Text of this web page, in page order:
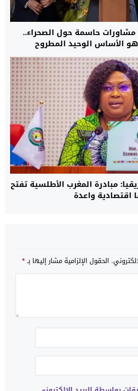
حاسمة حول الصحراء..
الأساس الوحيد المطروح
مبادرة المغرب الأطلسية تفتح
اقتصادية واعدة
الحقول الإلزامية مشار إليها بـ*